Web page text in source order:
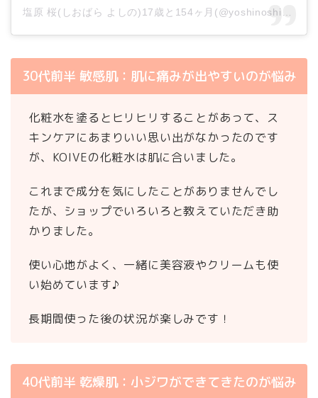
30代前半 敏感肌：肌に痛みが出やすいのが悩み
化粧水を塗るとヒリヒリすることがあって、ス
キンケアにあまりいい思い出がなかったのです
が、KOIVEの化粧水は肌に合いました。
これまで成分を気にしたことがありませんでし
たが、ショップでいろいろと教えていただき助
かりました。
使い心地がよく、一緒に美容液やクリームも使
い始めています♪
長期間使った後の状況が楽しみです！
40代前半 乾燥肌：小ジワができてきたのが悩み